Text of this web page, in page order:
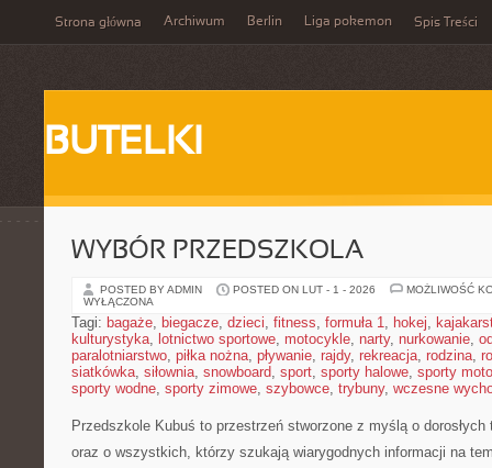
Strona główna Archiwum Berlin Liga pokemon Spis Treści
BUTELKI
WYBÓR PRZEDSZKOLA
POSTED BY ADMIN POSTED ON LUT - 1 - 2026
MOŻLIWOŚĆ
WYŁĄCZONA
Tagi: bagaże, biegacze, dzieci, fitness, formuła 1, hokej,
kulturystyka, lotnictwo sportowe, motocykle, narty, nurkowanie,
paralotniarstwo, piłka nożna, pływanie, rajdy, rekreacja, rodzina,
siatkówka, siłownia, snowboard, sport, sporty halowe, sporty
sporty wodne, sporty zimowe, szybowce, trybuny, wczesne
Przedszkole Kubuś to przestrzeń stworzone z myślą o
oraz o wszystkich, którzy szukają wiarygodnych informacji na